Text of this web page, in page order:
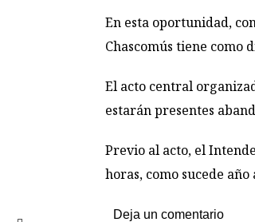
En esta oportunidad,
Chascomús tiene como
El acto central
estarán presentes
Previo al acto, el
horas, como sucede año
Deja un comentario